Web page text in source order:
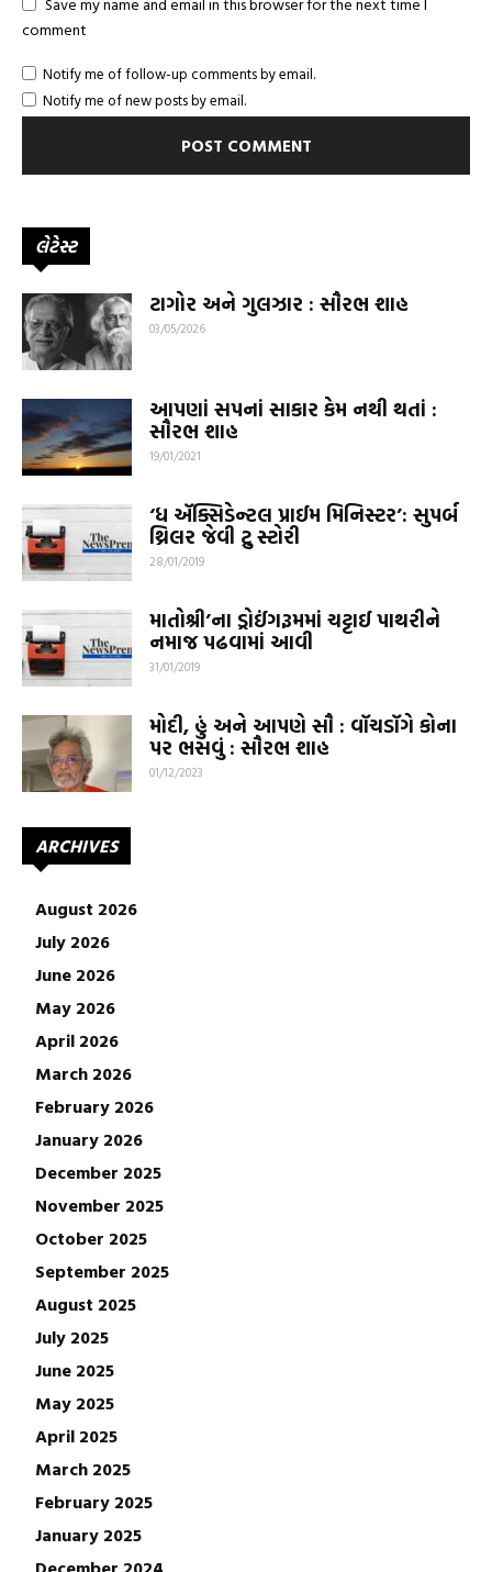
comment
Notify me of follow-up comments by email.
Notify me of new posts by email.
લેટેસ્ટ
ટાગોર અને ગુલઝાર : સૌરભ શાહ
03/05/2026
આપણાં સપનાં સાકાર કેમ નથી થતાં :
સૌરભ શાહ
19/01/2021
‘ધ ઍક્સિડેન્ટલ પ્રાઈમ મિનિસ્ટર’: સુપર્બ
થ્રિલર જેવી ટ્રુ સ્ટોરી
28/01/2019
માતોશ્રી’ના ડ્રોઈંગરૂમમાં ચટ્ટાઈ પાથરીને
નમાજ પઢવામાં આવી
31/01/2019
મોદી, હું અને આપણે સૌ : વૉચડૉગે કોના
પર ભસવું : સૌરભ શાહ
01/12/2023
ARCHIVES
August 2026
July 2026
June 2026
May 2026
April 2026
March 2026
February 2026
January 2026
December 2025
November 2025
October 2025
September 2025
August 2025
July 2025
June 2025
May 2025
April 2025
March 2025
February 2025
January 2025